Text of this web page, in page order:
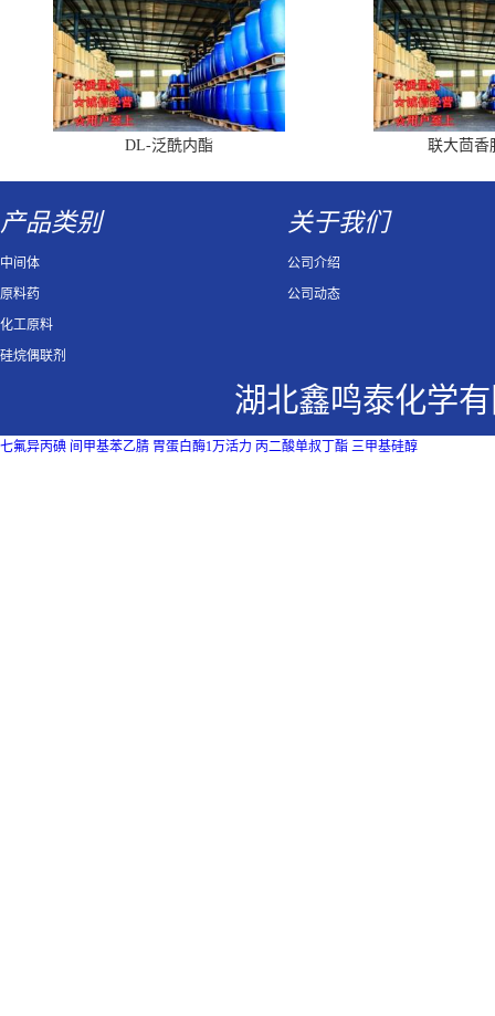
DL-泛酰内酯 联大茴香
产品类别
中间体
原料药
化工原料
硅烷偶联剂
关于我们
公司介绍
公司动态
湖北鑫鸣泰化学
七氟异丙碘 间甲基苯乙腈 胃蛋白酶1万活力 丙二酸单叔丁酯 三甲基硅醇